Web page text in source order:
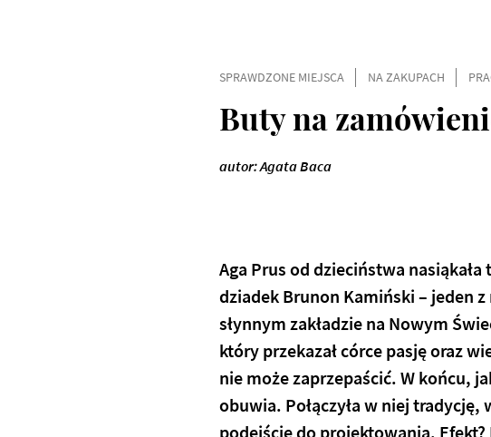
SPRAWDZONE MIEJSCA NA ZAKUPACH
Buty na
autor: Agata Baca
Aga Prus od dzieciństwa
dziadek Brunon Kamiński – jeden
słynnym zakładzie na Nowym
który przekazał córce pasję oraz
nie może zaprzepaścić. W końcu,
obuwia. Połączyła w niej